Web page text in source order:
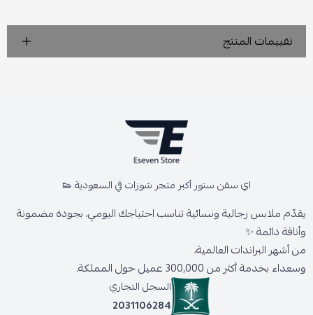
تقييمات المنتج
اي سفن ستور أكبر متجر شوزات في السعودية 👟
يقدّم ملابس رجالية ونسائية تناسب احتياجك اليومي، بجودة مضمونة
وأناقة دائمة ✨
من أشهر البراندات العالمية،
وسعداء بخدمة أكثر من 300,000 عميل حول المملكة.
السجل التجاري
2031106284